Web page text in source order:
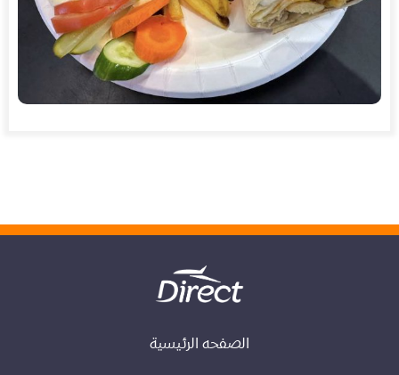
الصفحه الرئيسية